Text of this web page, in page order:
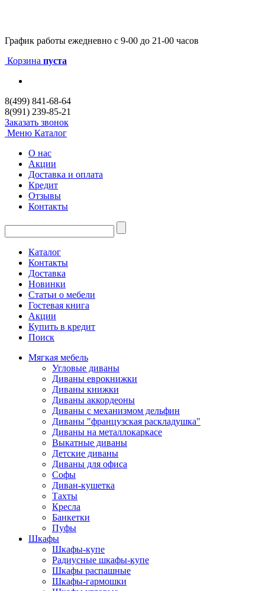
График работы ежедневно с 9-00 до 21-00 часов
Корзина пуста
8(499) 841-68-64
8(991) 239-85-21
Заказать звонок
Меню Каталог
О нас
Акции
Доставка и оплата
Кредит
Отзывы
Контакты
Каталог
Контакты
Доставка
Новинки
Статьи о мебели
Гостевая книга
Акции
Купить в кредит
Поиск
Мягкая мебель
Угловые диваны
Диваны еврокнижки
Диваны книжки
Диваны аккордеоны
Диваны с механизмом дельфин
Диваны "французская раскладушка"
Диваны на металлокаркасе
Выкатные диваны
Детские диваны
Диваны для офиса
Софы
Диван-кушетка
Тахты
Кресла
Банкетки
Пуфы
Шкафы
Шкафы-купе
Радиусные шкафы-купе
Шкафы распашные
Шкафы-гармошки